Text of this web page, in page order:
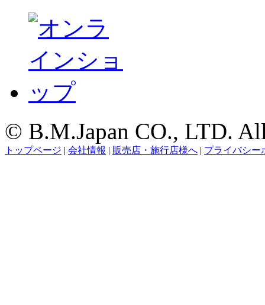
© B.M.Japan CO., LTD.
トップページ | 会社情報 | 販売店・施行店様へ | プライバシー